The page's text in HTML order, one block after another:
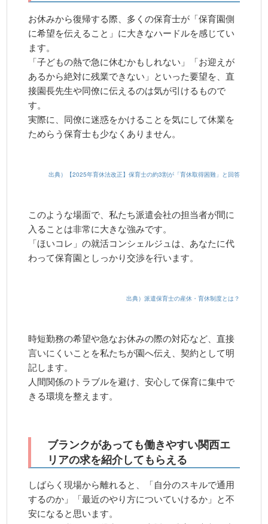
お休みから復帰する際、多くの保育士が「保育園側
に希望を伝えること」に大きなハードルを感じてい
ます。
「子どもの熱で急に休むかもしれない」「お迎えが
あるから絶対に残業できない」といった要望を、直
接園長先生や同僚に伝えるのは気が引けるもので
す。
実際に、同僚に迷惑をかけることを気にして休業を
ためらう保育士も少なくありません。
出典）【2025年育休法改正】保育士の約3割が「育休取得困難」と回答
このような場面で、私たち派遣会社の担当者が間に
入ることは非常に大きな強みです。
「ほいコレ」の就活コンシェルジュは、あなたに代
わって保育園としっかり交渉を行います。
出典）派遣保育士の産休・育休制度とは？
時短勤務の希望や急なお休みの際の対応など、直接
言いにくいことを私たちが園へ伝え、契約として明
記します。
人間関係のトラブルを避け、安心して保育に集中で
きる環境を整えます。
ブランクがあっても働きやすい関西エ
リアの求を紹介してもらえる
しばらく現場から離れると、「自分のスキルで通用
するのか」「最近のやり方についていけるか」と不
安になると思います。